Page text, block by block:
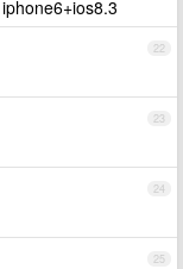
22
23
24
25